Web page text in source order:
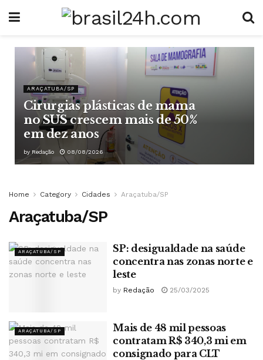
ARAÇATUBA/SP
Cirurgias plásticas de mama
no SUS crescem mais de 50%
em dez anos
by Redação 08/08/2026
Home Category Cidades Araçatuba/SP
Araçatuba/SP
ARAÇATUBA/SP
SP: desigualdade na saúde
concentra nas zonas norte e
leste
by Redação 25/03/2025
ARAÇATUBA/SP
Mais de 48 mil pessoas
contratam R$ 340,3 mi em
consignado para CLT